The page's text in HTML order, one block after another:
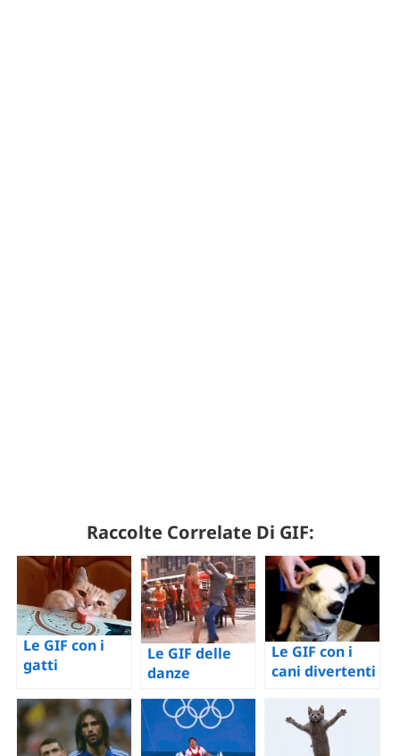
Raccolte Correlate Di GIF:
Le GIF con i
gatti
Più di 100
immagini
animate
Le GIF delle
danze
Una collezione
di 100
immagini
Le GIF con i
cani divertenti
animate